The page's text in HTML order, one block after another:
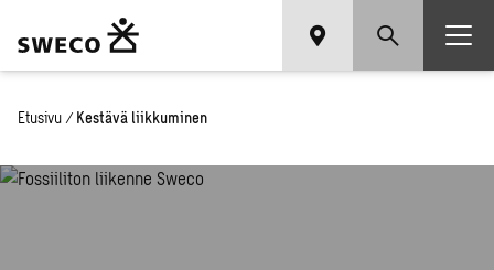
Etusivu / Kestävä liikkuminen